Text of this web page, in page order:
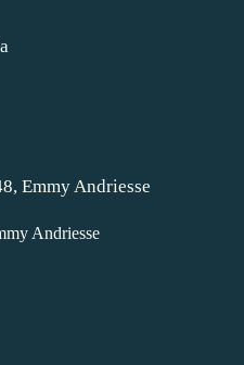
Andriesse